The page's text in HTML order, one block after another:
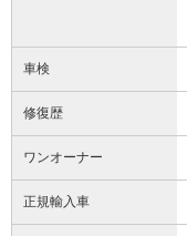
車検
修復歴
ワンオーナー
正規輸入車